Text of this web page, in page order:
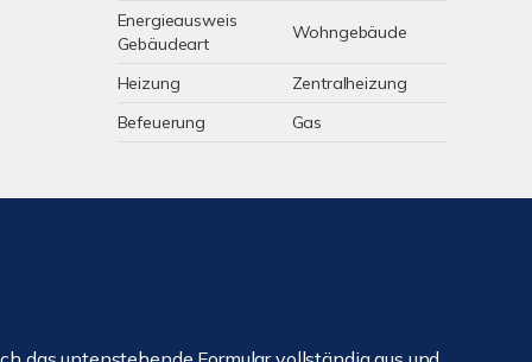
Energieausweis
Gebäudeart
Wohngebäude
Heizung
Zentralheizung
Befeuerung
Gas